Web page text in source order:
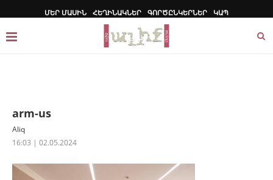
ՄԵՐ ՄԱՍԻՆ ՀԵՂԻՆԱԿՆԵՐ ԳՈՐԾԸՆԿԵՐՆԵՐ ԿԱՊ
arm-us
Aliq
16:03 | 02.05.2024